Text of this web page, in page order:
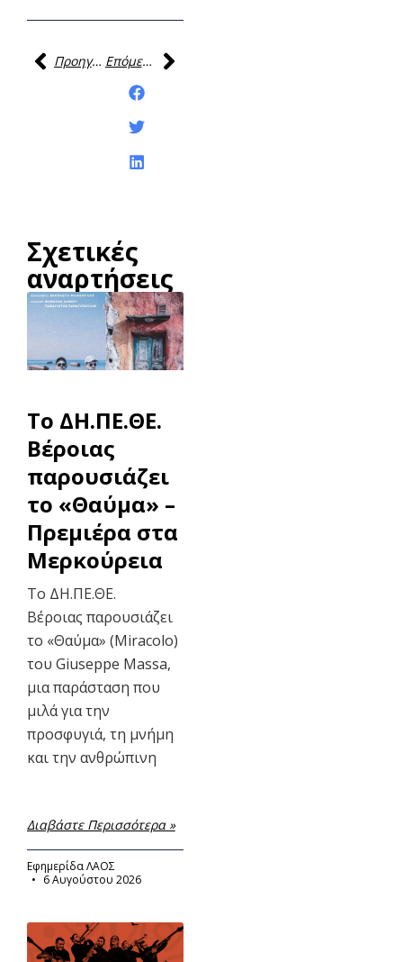
Προηγούμενη
Επόμενη
Σχετικές
αναρτήσεις
To ΔΗ.ΠΕ.ΘΕ.
Βέροιας
παρουσιάζει
το «Θαύμα» –
Πρεμιέρα στα
Μερκούρεια
Το ΔΗ.ΠΕ.ΘΕ.
Βέροιας παρουσιάζει
το «Θαύμα» (Miracolo)
του Giuseppe Massa,
μια παράσταση που
μιλά για την
προσφυγιά, τη μνήμη
και την ανθρώπινη
Διαβάστε Περισσότερα »
Εφημερίδα ΛΑΟΣ
6 Αυγούστου 2026